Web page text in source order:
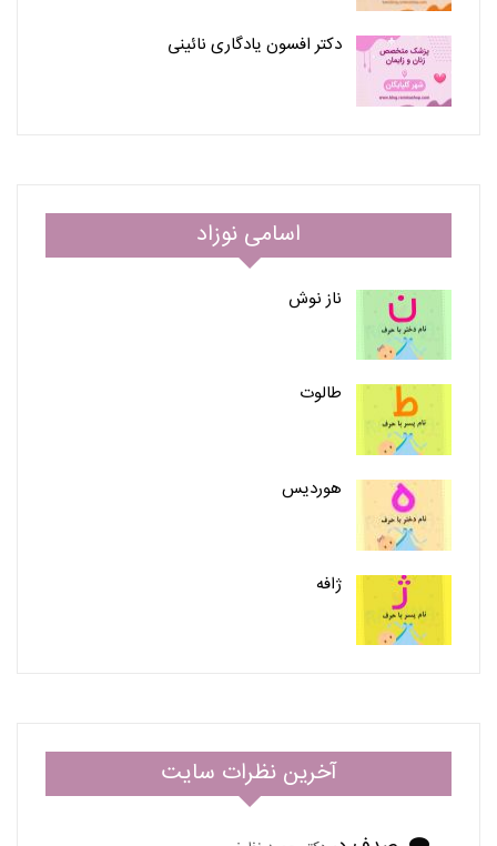
دکتر افسون یادگاری نائینی
اسامی نوزاد
ناز نوش
طالوت
هوردیس
ژافه
آخرین نظرات سایت